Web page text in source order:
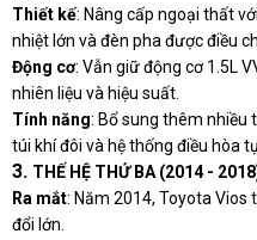
Thiết kế: Nâng cấp ngoại thất
nhiệt lớn và đèn pha được điều
Động cơ: Vẫn giữ động cơ 1.5L
nhiên liệu và hiệu suất.
Tính năng: Bổ sung thêm nhiều
túi khí đôi và hệ thống điều hòa
3. THẾ HỆ THỨ BA (2014 -
Ra mắt: Năm 2014, Toyota Vios
đổi lớn.